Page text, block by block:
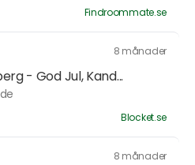
Findroommate.se
8 månader
- God Jul, Kand...
Blocket.se
8 månader